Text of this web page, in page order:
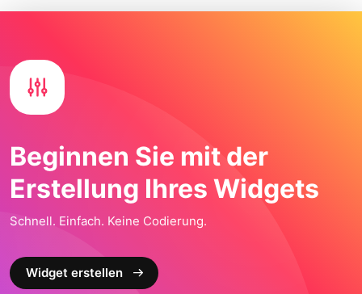
Beginnen Sie mit der
Erstellung Ihres Widgets
Schnell. Einfach. Keine Codierung.
Widget erstellen